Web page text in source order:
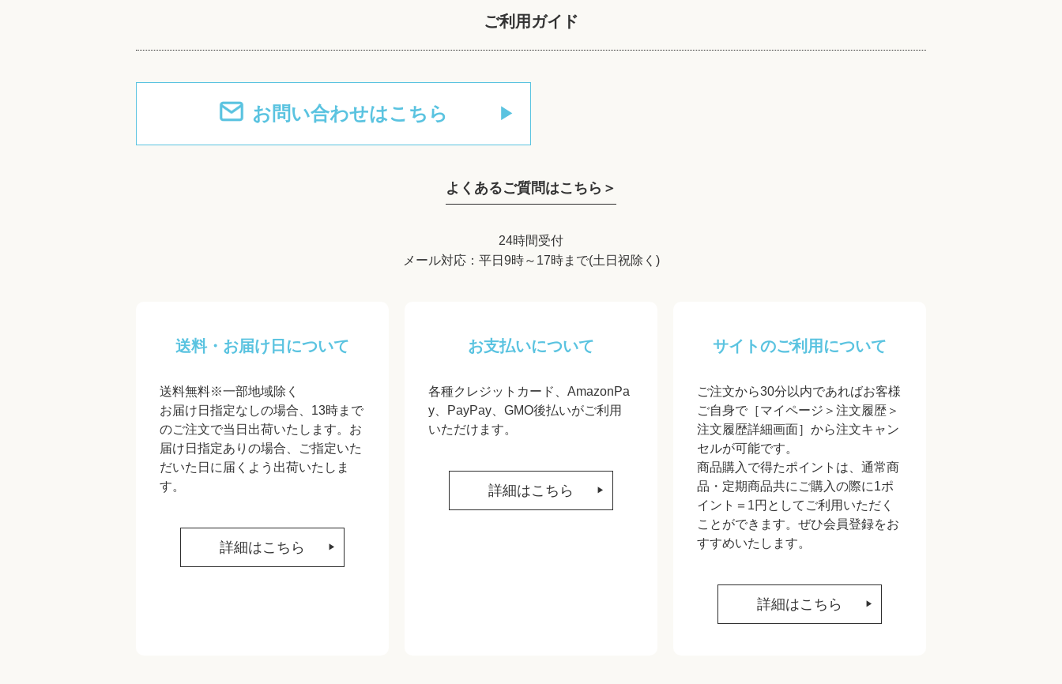
ご利用ガイド
お問い合わせはこちら
よくあるご質問はこちら＞
24時間受付
メール対応：平日9時～17時まで(土日祝除く)
送料・お届け日について
送料無料※一部地域除く
お届け日指定なしの場合、13時まで
のご注文で当日出荷いたします。お
届け日指定ありの場合、ご指定いた
だいた日に届くよう出荷いたしま
す。
詳細はこちら
お支払いについて
各種クレジットカード、AmazonPa
y、PayPay、GMO後払いがご利用
いただけます。
詳細はこちら
サイトのご利用について
ご注文から30分以内であればお客様
ご自身で［マイページ＞注文履歴＞
注文履歴詳細画面］から注文キャン
セルが可能です。
商品購入で得たポイントは、通常商
品・定期商品共にご購入の際に1ポ
イント＝1円としてご利用いただく
ことができます。ぜひ会員登録をお
すすめいたします。
詳細はこちら